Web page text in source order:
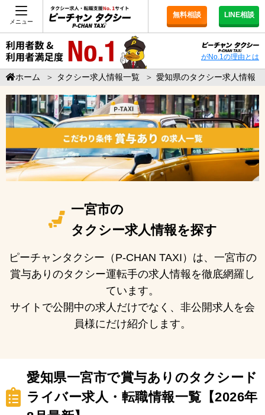
メニュー
無料相談 LINE相談
がNo.1の理由とは
ホーム ＞ タクシー求人情報一覧 ＞ 愛知県のタクシー求人情報
一宮市の
タクシー求人情報を探す
ピーチャンタクシー（P-CHAN TAXI）は、一宮市の
賞与ありのタクシー運転手の求人情報を徹底網羅し
ています。
サイトで公開中の求人だけでなく、非公開求人を会
員様にだけ紹介します。
愛知県一宮市で賞与ありのタクシード
ライバー求人・転職情報一覧【2026年